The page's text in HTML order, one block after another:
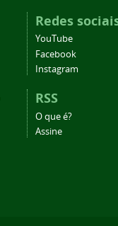
Redes
YouTube
Facebook
Instagram
RSS
O que é?
Assine